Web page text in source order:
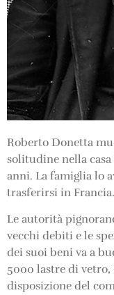
Roberto Donetta
solitudine nella casa
anni. La famiglia lo
trasferirsi in Francia.
Le autorità
vecchi debiti e le
dei suoi beni va a
5000 lastre di vetro,
disposizione del